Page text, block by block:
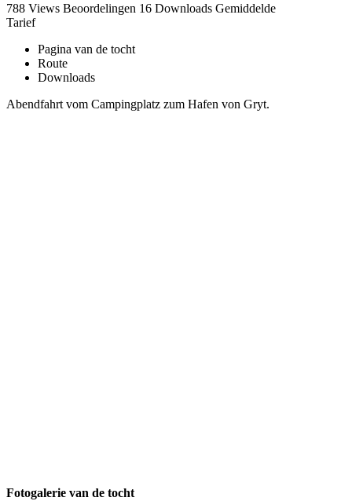
788 Views Beoordelingen 16 Downloads Gemiddelde
Tarief
Pagina van de tocht
Route
Downloads
Abendfahrt vom Campingplatz zum Hafen von Gryt.
Fotogalerie van de tocht